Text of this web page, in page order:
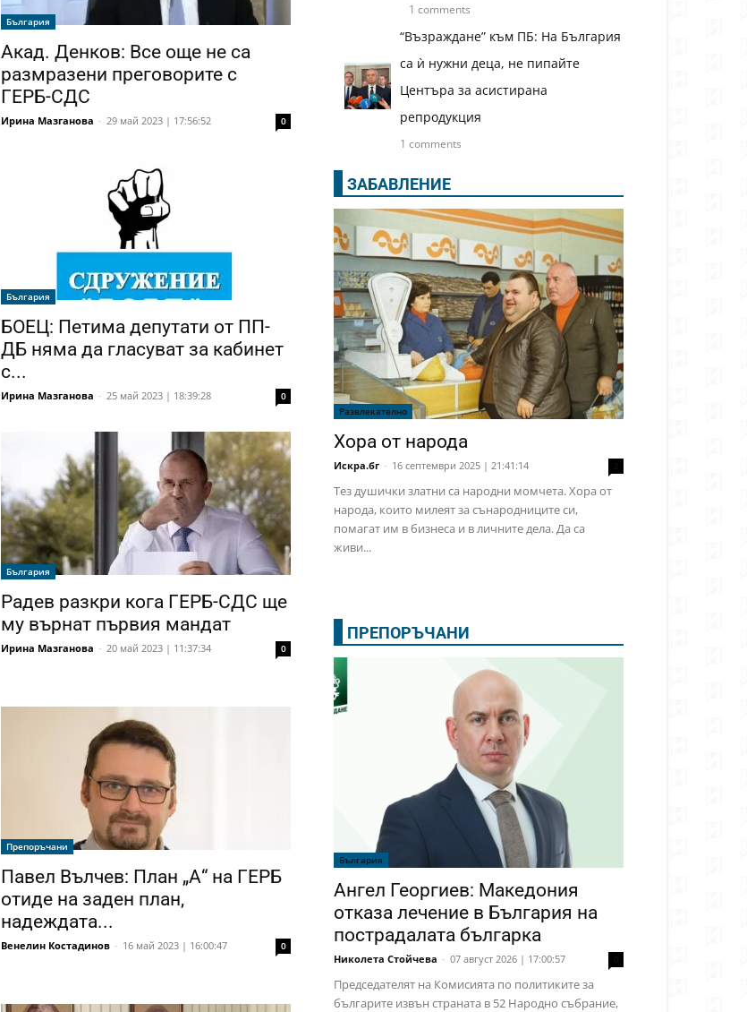
България
Акад. Денков: Все още не са
размразени преговорите с
ГЕРБ-СДС
Ирина Мазганова - 29 май 2023 | 17:56:52 0
България
БОЕЦ: Петима депутати от ПП-
ДБ няма да гласуват за кабинет
с...
Ирина Мазганова - 25 май 2023 | 18:39:28 0
България
Радев разкри кога ГЕРБ-СДС ще
му върнат първия мандат
Ирина Мазганова - 20 май 2023 | 11:37:34 0
Препоръчани
Павел Вълчев: План „А“ на ГЕРБ
отиде на заден план,
надеждата...
Венелин Костадинов - 16 май 2023 | 16:00:47 0
1 comments
“Възраждане” към ПБ: На България
са ѝ нужни деца, не пипайте
Центъра за асистирана
репродукция
1 comments
ЗАБАВЛЕНИЕ
Развлекателно
Хора от народа
Искра.бг - 16 септември 2025 | 21:41:14
Тез душички златни са народни момчета. Хора от
народа, които милеят за сънародниците си,
помагат им в бизнеса и в личните дела. Да са
живи...
ПРЕПОРЪЧАНИ
България
Ангел Георгиев: Македония
отказа лечение в България на
пострадалата българка
Николета Стойчева - 07 август 2026 | 17:00:57
Председателят на Комисията по политиките за
българите извън страната в 52 Народно събрание,